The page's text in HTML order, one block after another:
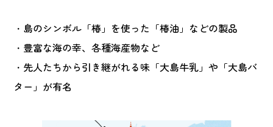
・島のシンボル「椿」を使った「椿油」などの製品
・豊富な海の幸、各種海産物など
・先人たちから引き継がれる味「大島牛乳」や「大島バ
ター」が有名